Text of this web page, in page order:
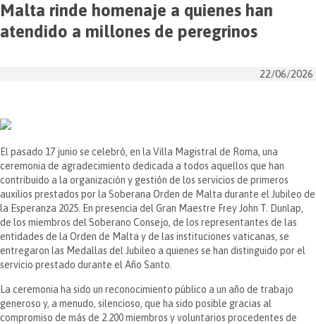
Malta rinde homenaje a quienes han
atendido a millones de peregrinos
22/06/2026
El pasado 17 junio se celebró, en la Villa Magistral de Roma, una
ceremonia de agradecimiento dedicada a todos aquellos que han
contribuido a la organización y gestión de los servicios de primeros
auxilios prestados por la Soberana Orden de Malta durante el Jubileo de
la Esperanza 2025. En presencia del Gran Maestre Frey John T. Dunlap,
de los miembros del Soberano Consejo, de los representantes de las
entidades de la Orden de Malta y de las instituciones vaticanas, se
entregaron las Medallas del Jubileo a quienes se han distinguido por el
servicio prestado durante el Año Santo.
La ceremonia ha sido un reconocimiento público a un año de trabajo
generoso y, a menudo, silencioso, que ha sido posible gracias al
compromiso de más de 2.200 miembros y voluntarios procedentes de